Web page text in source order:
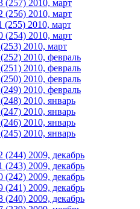
(257) 2010, март
(256) 2010, март
(255) 2010, март
(254) 2010, март
2010, март
2010, февраль
2010, февраль
2010, февраль
2010, февраль
2010, январь
2010, январь
2010, январь
2010, январь
(244) 2009, декабрь
(243) 2009, декабрь
(242) 2009, декабрь
(241) 2009, декабрь
(240) 2009, декабрь